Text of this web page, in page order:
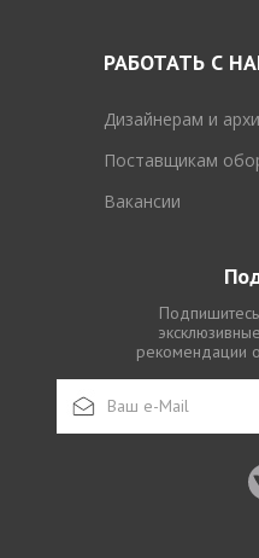
РАБОТАТЬ С
Дизайнерам и
Поставщикам
Вакансии
рекомендации